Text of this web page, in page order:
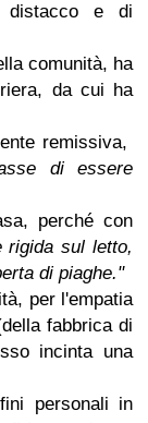
e di
comunità, ha
da cui ha
remissiva,
di essere
perché con
rigida sul letto,
di piaghe."
per l'empatia
fabbrica di
incinta una
personali in